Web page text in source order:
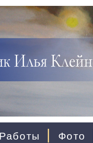
Работы | Фото